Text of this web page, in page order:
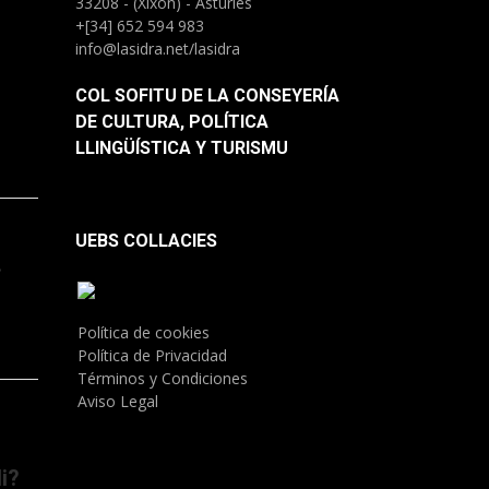
+[34] 652 594 983
info@lasidra.net/lasidra
COL SOFITU DE LA CONSEYERÍA
DE CULTURA, POLÍTICA
LLINGÜÍSTICA Y TURISMU
UEBS COLLACIES
Política de cookies
Política de Privacidad
Términos y Condiciones
Aviso Legal